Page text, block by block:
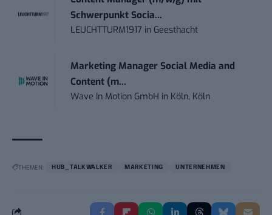
Schwerpunkt Socia...
LEUCHTTURM1917 in Geesthacht
Marketing Manager Social Media and
Content (m...
Wave In Motion GmbH in Köln, Köln
THEMEN: HUB_TALKWALKER MARKETING UNTERNEHMEN